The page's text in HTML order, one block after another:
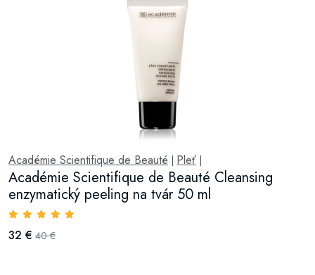
Académie Scientifique de Beauté Pleť
Académie Scientifique de Beauté Cleansing
enzymatický peeling na tvár 50 ml
32 € 40 €